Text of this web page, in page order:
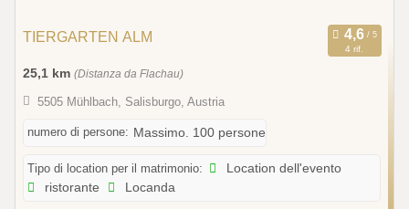
TIERGARTEN ALM
4 rif.
25,1 km (Distanza da Flachau)
5505 Mühlbach, Salisburgo, Austria
numero di persone: Massimo. 100 persone
Tipo di location per il matrimonio:
Location dell'evento
ristorante
Locanda